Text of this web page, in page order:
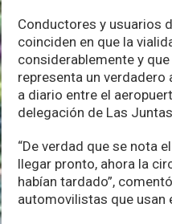
Conductores y usuarios
coinciden en que la
considerablemente y
representa un verdadero
a diario entre el
delegación de Las
“De verdad que se nota
llegar pronto, ahora la
habían tardado”,
automovilistas que usan